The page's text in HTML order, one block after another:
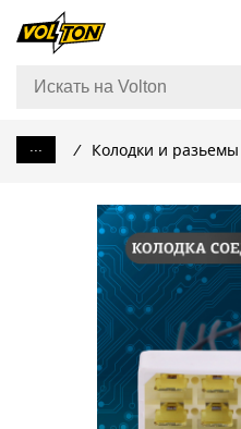
... / Колодки и